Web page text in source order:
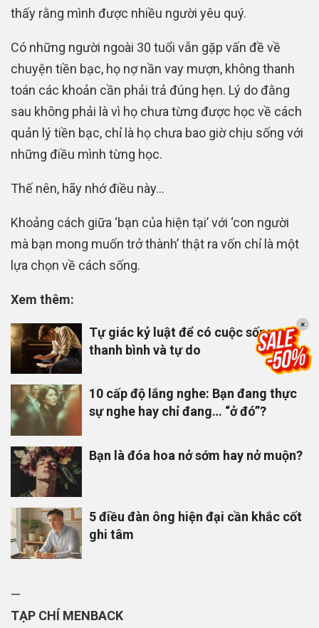
thấy rằng mình được nhiều người yêu quý.
Có những người ngoài 30 tuổi vẫn gặp vấn đề về
chuyện tiền bạc, họ nợ nần vay mượn, không thanh
toán các khoản cần phải trả đúng hẹn. Lý do đằng
sau không phải là vì họ chưa từng được học về cách
quản lý tiền bạc, chỉ là họ chưa bao giờ chịu sống với
những điều mình từng học.
Thế nên, hãy nhớ điều này…
Khoảng cách giữa ‘bạn của hiện tại’ với ‘con người
mà bạn mong muốn trở thành’ thật ra vốn chỉ là một
lựa chọn về cách sống.
Xem thêm:
Tự giác kỷ luật để có cuộc sống
thanh bình và tự do
10 cấp độ lắng nghe: Bạn đang thực
sự nghe hay chỉ đang… “ở đó”?
Bạn là đóa hoa nở sớm hay nở muộn?
5 điều đàn ông hiện đại cần khắc cốt
ghi tâm
—
TẠP CHÍ MENBACK
×